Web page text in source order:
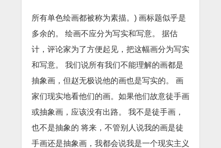
所有单色绘画都被称为素描。) 画标题似乎是
多余的。 绘画不应分为写实和写意。 据估
计，评论家为了方便起见，把这幅画分为写实
和写意。 我们说所有我们不能理解的画都是
抽象画，但赵无极说他的画也是写实的。 画
家们现实地看他们的画。如果他们故意徒手画
或抽象画，应该没有出路。 我不是徒手画，
也不是抽象的 将来，不管别人说我的画是徒
手画还是抽象画，我都会说我是一个现实主义